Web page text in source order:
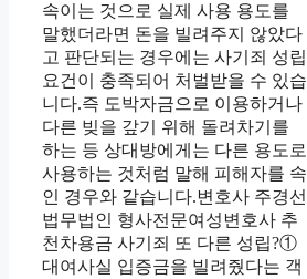
속이는 것으로 실제 사용 용도를
말했더라면 돈을 빌려주지 않았다
고 판단되는 경우에는 사기죄 성립
요건이 충족되어 처벌받을 수 있습
니다.즉 도박자금으로 이용하거나
다른 빚을 갚기 위해 돌려차기를
하는 등 상대방에게는 다른 용도로
사용하는 것처럼 말해 피해자를 속
인 경우와 같습니다.변호사 주경선
법무법인 형사전문여성변호사 추
천차용금 사기죄 또 다른 성립?①
대여사실 입증금을 빌려줬다는 객